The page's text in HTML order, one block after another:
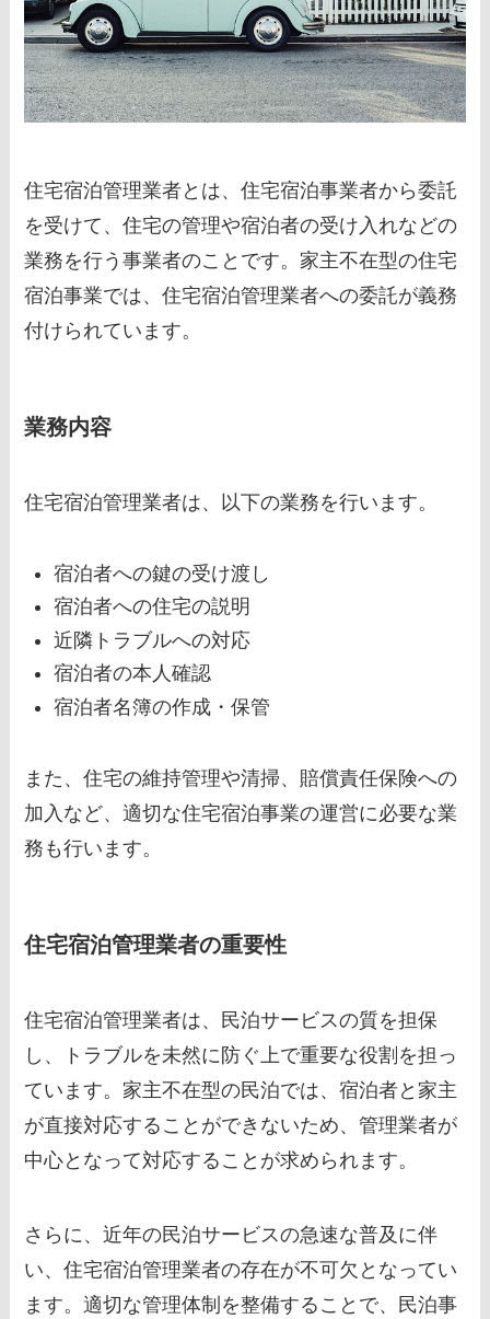
住宅宿泊管理業者とは、住宅宿泊事業者から委託
を受けて、住宅の管理や宿泊者の受け入れなどの
業務を行う事業者のことです。家主不在型の住宅
宿泊事業では、住宅宿泊管理業者への委託が義務
付けられています。
業務内容
住宅宿泊管理業者は、以下の業務を行います。
宿泊者への鍵の受け渡し
宿泊者への住宅の説明
近隣トラブルへの対応
宿泊者の本人確認
宿泊者名簿の作成・保管
また、住宅の維持管理や清掃、賠償責任保険への
加入など、適切な住宅宿泊事業の運営に必要な業
務も行います。
住宅宿泊管理業者の重要性
住宅宿泊管理業者は、民泊サービスの質を担保
し、トラブルを未然に防ぐ上で重要な役割を担っ
ています。家主不在型の民泊では、宿泊者と家主
が直接対応することができないため、管理業者が
中心となって対応することが求められます。
さらに、近年の民泊サービスの急速な普及に伴
い、住宅宿泊管理業者の存在が不可欠となってい
ます。適切な管理体制を整備することで、民泊事